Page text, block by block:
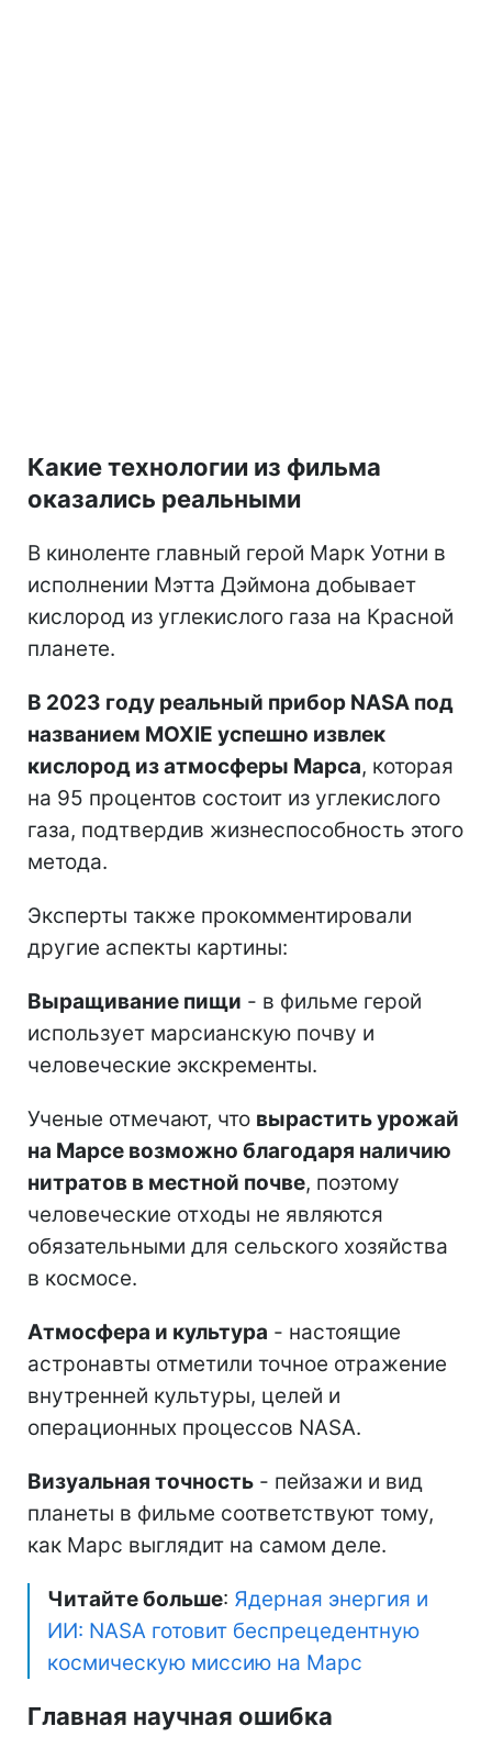
Какие технологии из фильма
оказались реальными
В киноленте главный герой Марк Уотни в
исполнении Мэтта Дэймона добывает
кислород из углекислого газа на Красной
планете.
В 2023 году реальный прибор NASA под
названием MOXIE успешно извлек
кислород из атмосферы Марса, которая
на 95 процентов состоит из углекислого
газа, подтвердив жизнеспособность этого
метода.
Эксперты также прокомментировали
другие аспекты картины:
Выращивание пищи - в фильме герой
использует марсианскую почву и
человеческие экскременты.
Ученые отмечают, что вырастить урожай
на Марсе возможно благодаря наличию
нитратов в местной почве, поэтому
человеческие отходы не являются
обязательными для сельского хозяйства
в космосе.
Атмосфера и культура - настоящие
астронавты отметили точное отражение
внутренней культуры, целей и
операционных процессов NASA.
Визуальная точность - пейзажи и вид
планеты в фильме соответствуют тому,
как Марс выглядит на самом деле.
Читайте больше: Ядерная энергия и
ИИ: NASA готовит беспрецедентную
космическую миссию на Марс
Главная научная ошибка